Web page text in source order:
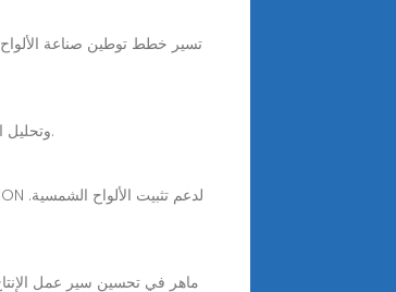
سوف تتغذى هذه المقالة على آفاق السوق في الألواح الشمسية BIPV ، وتحليل اتجاهات تطويرها ، والطلب في السوق ، والابتكارات التكنولوجية ، والتحديات.